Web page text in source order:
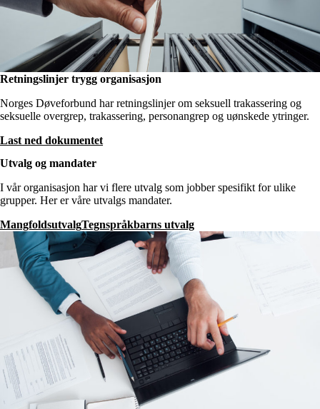
Retningslinjer trygg organisasjon
Norges Døveforbund har retningslinjer om seksuell trakassering og
seksuelle overgrep, trakassering, personangrep og uønskede ytringer.
Last ned dokumentet
Utvalg og mandater
I vår organisasjon har vi flere utvalg som jobber spesifikt for ulike
grupper. Her er våre utvalgs mandater.
MangfoldsutvalgTegnspråkbarns utvalg